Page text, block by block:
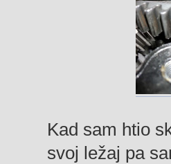
Kad sam htio
svoj ležaj pa